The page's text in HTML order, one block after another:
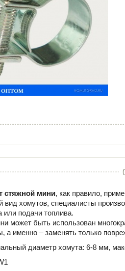
стяжной мини, как правило,
вид хомутов, специалисты
или подачи топлива.
может быть использован
а именно – заменять только
диаметр хомута: 6-8 мм,